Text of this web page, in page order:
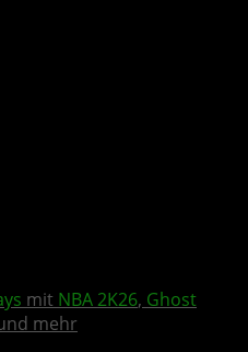
mit NBA 2K26, Ghost
mehr